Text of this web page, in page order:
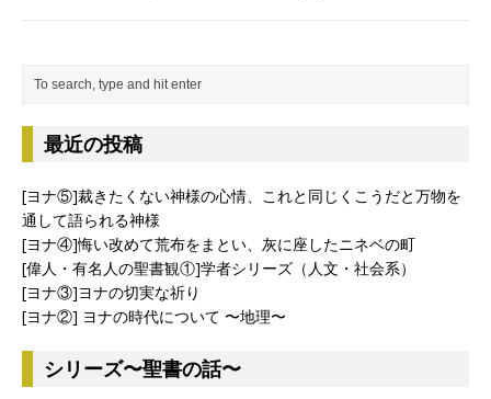
最近の投稿
[ヨナ⑤]裁きたくない神様の心情、これと同じくこうだと万物を
通して語られる神様
[ヨナ④]悔い改めて荒布をまとい、灰に座したニネベの町
[偉人・有名人の聖書観①]学者シリーズ（人文・社会系）
[ヨナ③]ヨナの切実な祈り
[ヨナ②] ヨナの時代について 〜地理〜
シリーズ〜聖書の話〜